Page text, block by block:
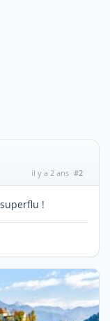
il y a 2 ans #2
!